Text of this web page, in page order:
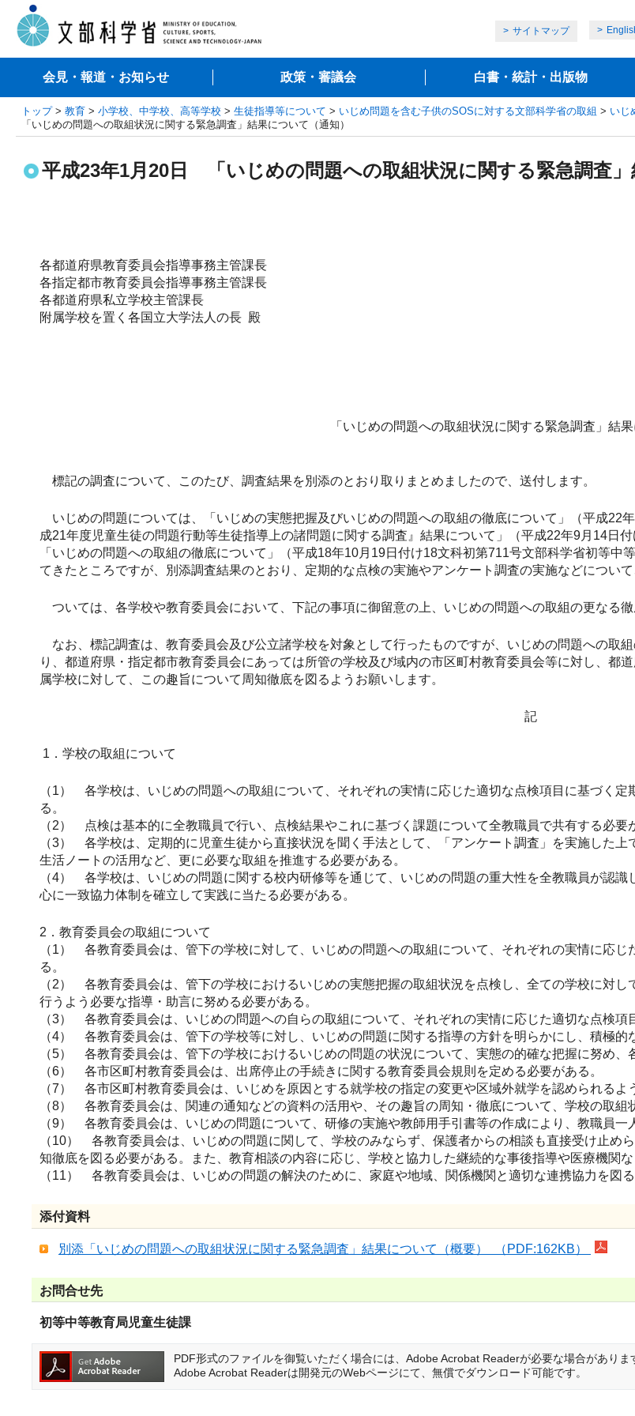
サイトマップ
会見・報道・お知らせ 政策・審議会 白書・統計・出版物
トップ> 教育 > 小学校、中学校、高等学校 > 生徒指導等について > いじめ問題を含む子供のSOSに対する文部科学省の取組 > いじ
「いじめの問題への取組状況に関する緊急調査」結果について（通知）
平成23年1月20日 「いじめの問題への取組状況に関する緊急調査」
各都道府県教育委員会指導事務主管課長
各指定都市教育委員会指導事務主管課長
各都道府県私立学校主管課長
附属学校を置く各国立大学法人の長 殿
「いじめの問題への取組状況に関する緊急調査」結果
標記の調査について、このたび、調査結果を別添のとおり取りまとめましたので、送付します。
いじめの問題については、「いじめの実態把握及びいじめの問題への取組の徹底について」（平成22
成21年度児童生徒の問題行動等生徒指導上の諸問題に関する調査』結果について」（平成22年9月14日
「いじめの問題への取組の徹底について」（平成18年10月19日付け18文科初第711号文部科学省初等
てきたところですが、別添調査結果のとおり、定期的な点検の実施やアンケート調査の実施などについ
ついては、各学校や教育委員会において、下記の事項に御留意の上、いじめの問題への取組の更なる徹
なお、標記調査は、教育委員会及び公立諸学校を対象として行ったものですが、いじめの問題への取
り、都道府県・指定都市教育委員会にあっては所管の学校及び域内の市区町村教育委員会等に対し、都
属学校に対して、この趣旨について周知徹底を図るようお願いします。
記
1．学校の取組について
（1） 各学校は、いじめの問題への取組について、それぞれの実情に応じた適切な点検項目に基づく
る。
（2） 点検は基本的に全教職員で行い、点検結果やこれに基づく課題について全教職員で共有する必要
（3） 各学校は、定期的に児童生徒から直接状況を聞く手法として、「アンケート調査」を実施した
生活ノートの活用など、更に必要な取組を推進する必要がある。
（4） 各学校は、いじめの問題に関する校内研修等を通じて、いじめの問題の重大性を全教職員が認
心に一致協力体制を確立して実践に当たる必要がある。
2．教育委員会の取組について
（1） 各教育委員会は、管下の学校に対して、いじめの問題への取組について、それぞれの実情に応
る。
（2） 各教育委員会は、管下の学校におけるいじめの実態把握の取組状況を点検し、全ての学校に対
行うよう必要な指導・助言に努める必要がある。
（3） 各教育委員会は、いじめの問題への自らの取組について、それぞれの実情に応じた適切な点検項
（4） 各教育委員会は、管下の学校等に対し、いじめの問題に関する指導の方針を明らかにし、積極的
（5） 各教育委員会は、管下の学校におけるいじめの問題の状況について、実態の的確な把握に努め、
（6） 各市区町村教育委員会は、出席停止の手続きに関する教育委員会規則を定める必要がある。
（7） 各市区町村教育委員会は、いじめを原因とする就学校の指定の変更や区域外就学を認められるよ
（8） 各教育委員会は、関連の通知などの資料の活用や、その趣旨の周知・徹底について、学校の取組
（9） 各教育委員会は、いじめの問題について、研修の実施や教師用手引書等の作成により、教職員一
（10） 各教育委員会は、いじめの問題に関して、学校のみならず、保護者からの相談も直接受け止め
知徹底を図る必要がある。また、教育相談の内容に応じ、学校と協力した継続的な事後指導や医療機関
（11） 各教育委員会は、いじめの問題の解決のために、家庭や地域、関係機関と適切な連携協力を図る
添付資料
別添「いじめの問題への取組状況に関する緊急調査」結果について（概要） （PDF:162KB）
お問合せ先
初等中等教育局児童生徒課
PDF形式のファイルを御覧いただく場合には、Adobe Acrobat Readerが必要な場合がありま
Adobe Acrobat Readerは開発元のWebページにて、無償でダウンロード可能です。